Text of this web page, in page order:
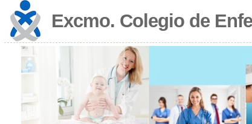
Excmo. Colegio de